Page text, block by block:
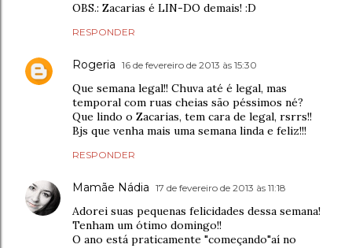
OBS.: Zacarias é LIN-DO demais! :D
RESPONDER
Rogeria 16 de fevereiro de 2013 às 15:30
Que semana legal!! Chuva até é legal, mas
temporal com ruas cheias são péssimos né?
Que lindo o Zacarias, tem cara de legal, rsrrs!!
Bjs que venha mais uma semana linda e feliz!!!
RESPONDER
Mamãe Nádia 17 de fevereiro de 2013 às 11:18
Adorei suas pequenas felicidades dessa semana!
Tenham um ótimo domingo!!
O ano está praticamente "começando"aí no